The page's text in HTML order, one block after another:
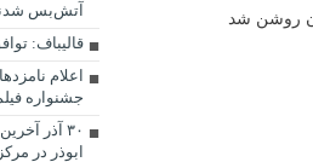
روشن شد
آتش‌بس
قالیباف:
اعلام
جشنواره
۳۰ آذر
ابوذر در